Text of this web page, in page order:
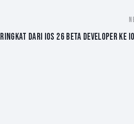
DARI IOS 26 BETA DEVELOPER KE